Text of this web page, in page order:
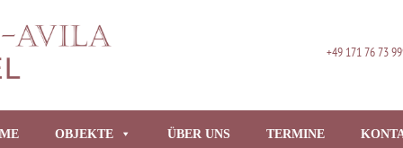
+49 171 76 73
OBJEKTE ÜBER UNS TERMINE